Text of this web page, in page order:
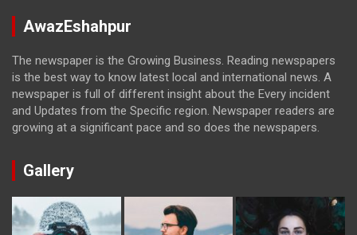
AwazEshahpur
The newspaper is the Growing Business. Reading newspapers
is the best way to know latest local and international news. A
newspaper is full of different insight about the Every incident
and Updates from the Specific region. Newspaper readers are
growing at a significant pace and so does the newspapers.
Gallery